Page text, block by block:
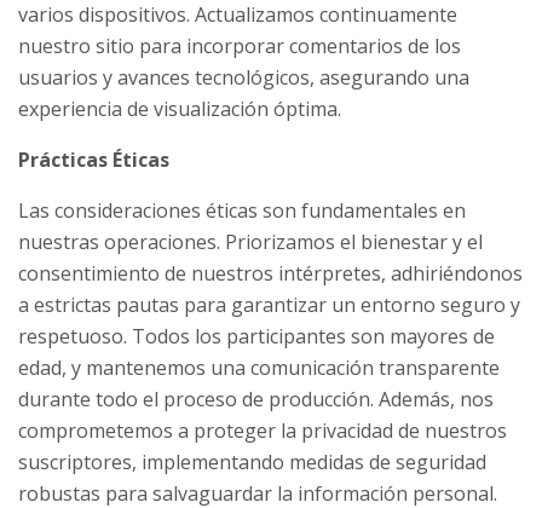
varios dispositivos. Actualizamos continuamente
nuestro sitio para incorporar comentarios de los
usuarios y avances tecnológicos, asegurando una
experiencia de visualización óptima.
Prácticas Éticas
Las consideraciones éticas son fundamentales en
nuestras operaciones. Priorizamos el bienestar y el
consentimiento de nuestros intérpretes, adhiriéndonos
a estrictas pautas para garantizar un entorno seguro y
respetuoso. Todos los participantes son mayores de
edad, y mantenemos una comunicación transparente
durante todo el proceso de producción. Además, nos
comprometemos a proteger la privacidad de nuestros
suscriptores, implementando medidas de seguridad
robustas para salvaguardar la información personal.